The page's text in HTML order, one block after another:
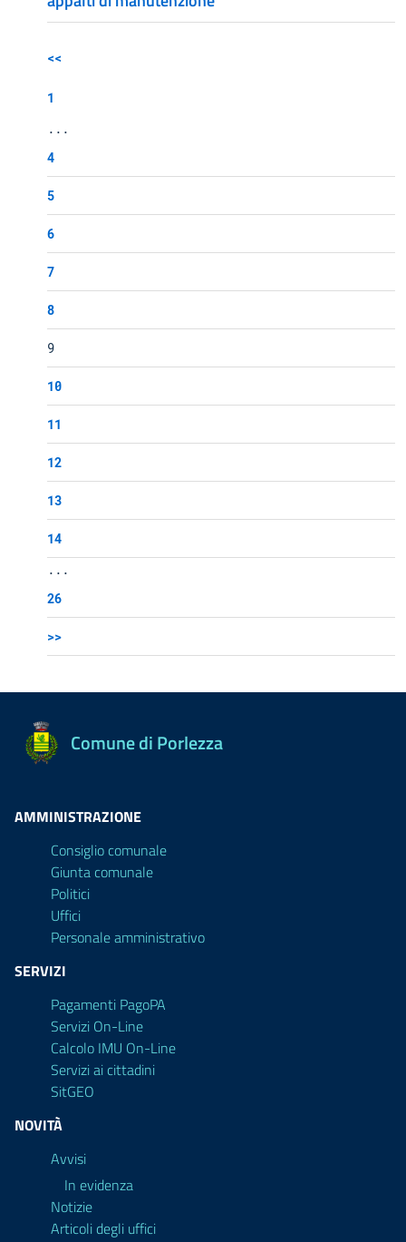
<<
1
...
4
5
6
7
8
9
10
11
12
13
14
...
26
>>
Comune di Porlezza
AMMINISTRAZIONE
Consiglio comunale
Giunta comunale
Politici
Uffici
Personale amministrativo
SERVIZI
Pagamenti PagoPA
Servizi On-Line
Calcolo IMU On-Line
Servizi ai cittadini
SitGEO
NOVITÀ
Avvisi
In evidenza
Notizie
Articoli degli uffici